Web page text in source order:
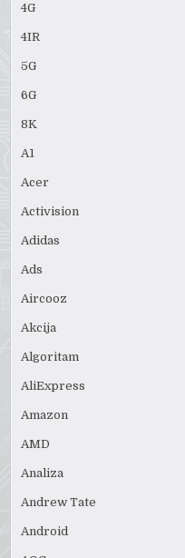
4G
4IR
5G
6G
8K
A1
Acer
Activision
Adidas
Ads
Aircooz
Akcija
Algoritam
AliExpress
Amazon
AMD
Analiza
Andrew Tate
Android